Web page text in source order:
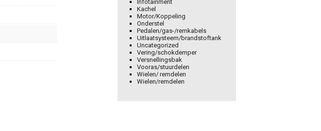
Infotainment
Kachel
Motor/Koppeling
Onderstel
Pedalen/gas-/remkabels
Uitlaatsysteem/brandstoftank
Uncategorized
Vering/schokdemper
Versnellingsbak
Vooras/stuurdelen
Wielen/ remdelen
Wielen/remdelen